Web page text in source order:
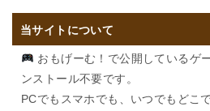
当サイトについて
おもげーむ！で公開しているゲ
ンストール不要です。
PCでもスマホでも、いつでもどこ